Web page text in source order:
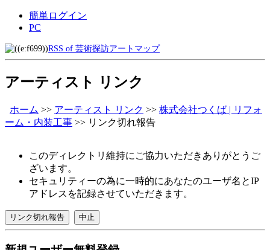
簡単ログイン
PC
RSS of 芸術探訪アートマップ
アーティスト リンク
ホーム >> アーティスト リンク >> 株式会社つくば | リフォ
ーム・内装工事 >> リンク切れ報告
このディレクトリ維持にご協力いただきありがとうご
ざいます。
セキュリティーの為に一時的にあなたのユーザ名とIP
アドレスを記録させていただきます。